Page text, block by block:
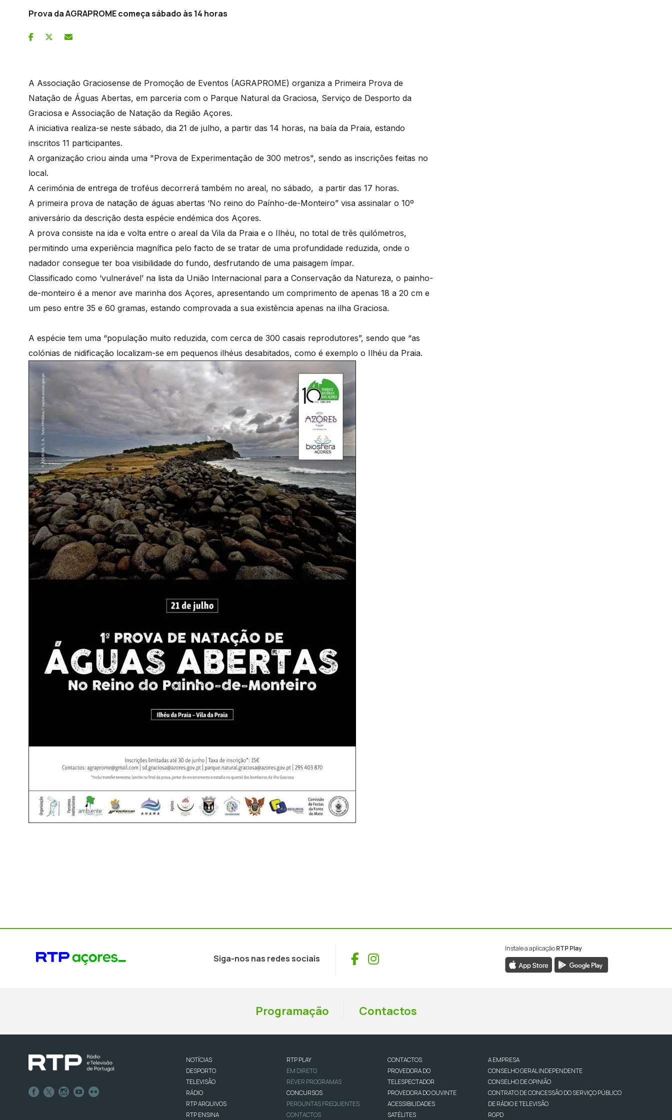
Prova da AGRAPROME começa sábado às 14 horas
A Associação Graciosense de Promoção de Eventos (AGRAPROME) organiza a Primeira Prova de
Natação de Águas Abertas, em parceria com o Parque Natural da Graciosa, Serviço de Desporto da
Graciosa e Associação de Natação da Região Açores.
A iniciativa realiza-se neste sábado, dia 21 de julho, a partir das 14 horas, na baía da Praia, estando
inscritos 11 participantes.
A organização criou ainda uma "Prova de Experimentação de 300 metros", sendo as inscrições feitas no
local.
A cerimónia de entrega de troféus decorrerá também no areal, no sábado, a partir das 17 horas.
A primeira prova de natação de águas abertas ‘No reino do Paínho-de-Monteiro” visa assinalar o 10º
aniversário da descrição desta espécie endémica dos Açores.
A prova consiste na ida e volta entre o areal da Vila da Praia e o Ilhéu, no total de três quilómetros,
permitindo uma experiência magnífica pelo facto de se tratar de uma profundidade reduzida, onde o
nadador consegue ter boa visibilidade do fundo, desfrutando de uma paisagem ímpar.
Classificado como ‘vulnerável’ na lista da União Internacional para a Conservação da Natureza, o painho-
de-monteiro é a menor ave marinha dos Açores, apresentando um comprimento de apenas 18 a 20 cm e
um peso entre 35 e 60 gramas, estando comprovada a sua existência apenas na ilha Graciosa.
A espécie tem uma “população muito reduzida, com cerca de 300 casais reprodutores”, sendo que “as
colónias de nidificação localizam-se em pequenos ilhéus desabitados, como é exemplo o Ilhéu da Praia.
Siga-nos nas redes sociais Facebook
Instagram
Instale a aplicaçãoRTP Play
Programação Contactos
NOTÍCIAS
DESPORTO
TELEVISÃO
RÁDIO
RTP ARQUIVOS
RTP ENSINA
RTP PLAY
EM DIRETO
REVER PROGRAMAS
CONCURSOS
PERGUNTAS FREQUENTES
CONTACTOS
CONTACTOS
PROVEDORA DO
TELESPECTADOR
PROVEDORA DO OUVINTE
ACESSIBILIDADES
SATÉLITES
A EMPRESA
CONSELHO GERAL INDEPENDENTE
CONSELHO DE OPINIÃO
CONTRATO DE CONCESSÃO DO SERVIÇO PÚBLICO
DE RÁDIO E TELEVISÃO
RGPD